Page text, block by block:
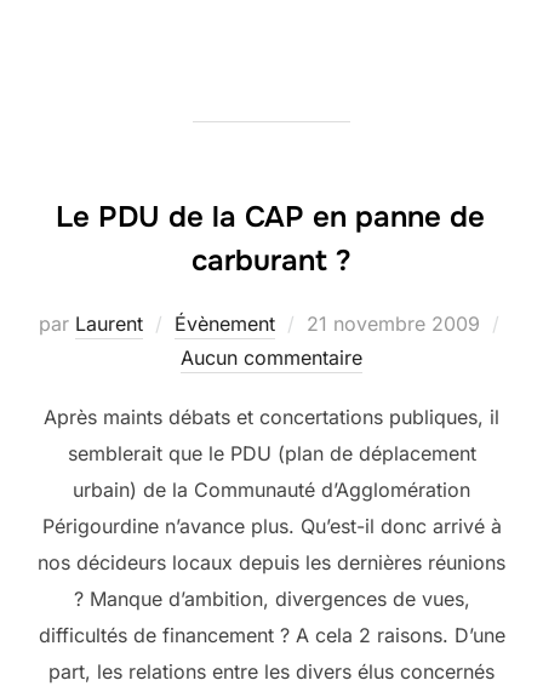
Le PDU de la CAP en panne de
carburant ?
par Laurent Évènement
Publié
le
21 novembre 2009
Aucun commentaire
Après maints débats et concertations publiques, il
semblerait que le PDU (plan de déplacement
urbain) de la Communauté d’Agglomération
Périgourdine n’avance plus. Qu’est-il donc arrivé à
nos décideurs locaux depuis les dernières réunions
? Manque d’ambition, divergences de vues,
difficultés de financement ? A cela 2 raisons. D’une
part, les relations entre les divers élus concernés